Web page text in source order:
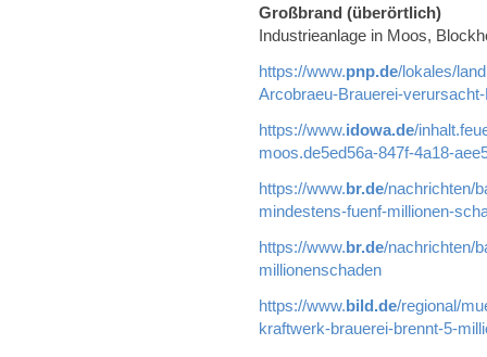
Großbrand (überörtlich)
Industrieanlage in Moos,
https://www.pnp.de/lokales/
Arcobraeu-Brauerei-
https://www.idowa.de/
moos.de5ed56a-847f-4a18-
https://www.br.de/nachrichten/
mindestens-fuenf-millionen-
https://www.br.de/nachrichten/
millionenschaden
https://www.bild.de/regional/
kraftwerk-brauerei-brennt-5-